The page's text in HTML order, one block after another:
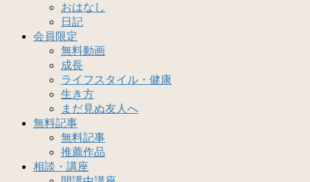
おはなし
日記
会員限定
無料動画
成長
ライフスタイル・健康
生き方
まだ見ぬ友人へ
無料記事
無料記事
推薦作品
相談・講座